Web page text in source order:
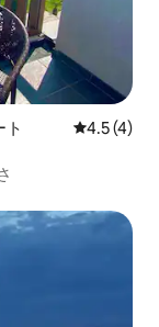
ト レビュー4
4.5 (4)